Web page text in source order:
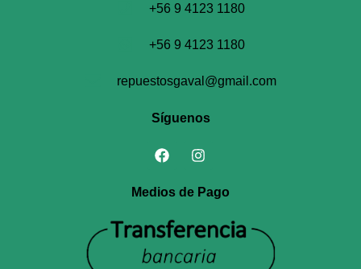
+56 9 4123 1180
+56 9 4123 1180
repuestosgaval@gmail.com
Síguenos
Medios de Pago